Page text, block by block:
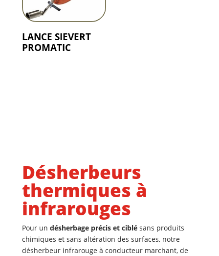
LANCE SIEVERT
PROMATIC
Désherbeurs
thermiques à
infrarouges
Pour un désherbage précis et ciblésans produits
chimiques et sans altération des surfaces, notre
désherbeur infrarouge à conducteur marchant, de